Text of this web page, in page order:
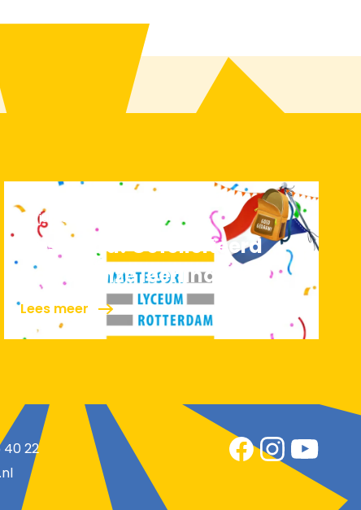
30 juni 2026
Geslaagd! Gefeliciteerd
aan al onze leerlingen
Lees meer
40 22